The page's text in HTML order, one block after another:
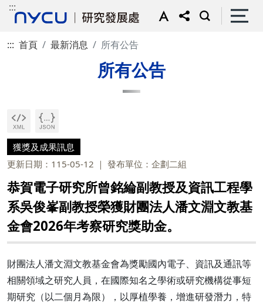
:::
::: 首頁 最新消息 所有公告
所有公告
獲獎及成果訊息
更新日期：115-05-12
發布單位：企劃二組
恭賀電子研究所曾銘綸副教授及資訊工程學
系吳俊峯副教授榮獲財團法人潘文淵文教基
金會2026年考察研究獎助金。
財團法人潘文淵文教基金會為獎勵國內電子、資訊及通訊等
相關領域之研究人員，在國際知名之學術或研究機構從事短
期研究（以二個月為限），以厚植學養，增進研發潛力，特